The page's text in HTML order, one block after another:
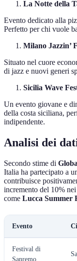
La Notte della
Evento dedicato alla
Perfetto per chi vuole
Milano Jazzin’
Situato nel cuore
di jazz e nuovi generi
Sicilia Wave
Un evento giovane e
della costa siciliana,
indipendente.
Analisi dei
Secondo stime di
Italia ha partecipato a
contribuisce
incremento del 10%
come Lucca Summer
Evento
Festival di
Sanremo